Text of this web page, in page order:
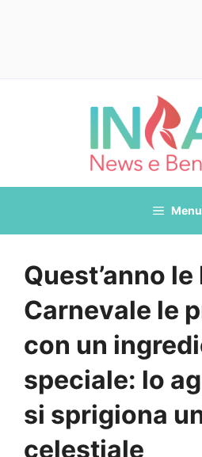
Menu
Quest’anno
Carnevale le
con un
speciale: lo
si sprigiona
celestiale